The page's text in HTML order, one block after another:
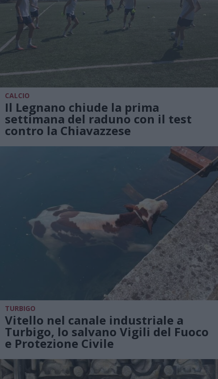
CALCIO
Il Legnano chiude la prima
settimana del raduno con il test
contro la Chiavazzese
TURBIGO
Vitello nel canale industriale a
Turbigo, lo salvano Vigili del Fuoco
e Protezione Civile